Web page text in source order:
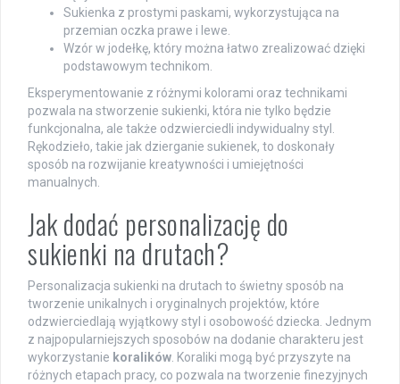
Sukienka z prostymi paskami, wykorzystująca na
przemian oczka prawe i lewe.
Wzór w jodełkę, który można łatwo zrealizować dzięki
podstawowym technikom.
Eksperymentowanie z różnymi kolorami oraz technikami
pozwala na stworzenie sukienki, która nie tylko będzie
funkcjonalna, ale także odzwierciedli indywidualny styl.
Rękodzieło, takie jak dzierganie sukienek, to doskonały
sposób na rozwijanie kreatywności i umiejętności
manualnych.
Jak dodać personalizację do
sukienki na drutach?
Personalizacja sukienki na drutach to świetny sposób na
tworzenie unikalnych i oryginalnych projektów, które
odzwierciedlają wyjątkowy styl i osobowość dziecka. Jednym
z najpopularniejszych sposobów na dodanie charakteru jest
wykorzystanie koralików . Koraliki mogą być przyszyte na
różnych etapach pracy, co pozwala na tworzenie finezyjnych